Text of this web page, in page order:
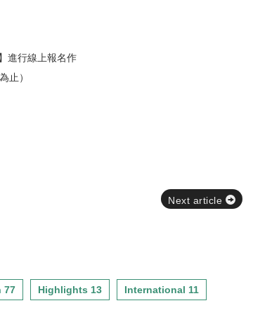
進行線上報名作
止）
Next article
77 Highlights 13 International 11